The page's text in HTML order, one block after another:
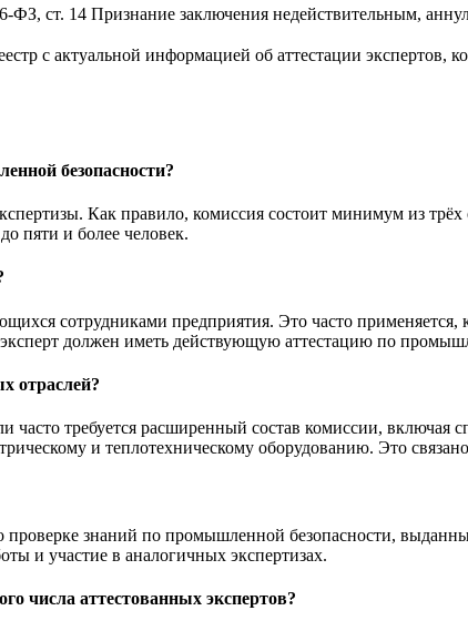
ФЗ, ст. 14 Признание заключения недействительным,
с актуальной информацией об аттестации экспертов,
безопасности?
Как правило, комиссия состоит минимум из
пяти и более человек.
сотрудниками предприятия. Это часто
должен иметь действующую аттестацию по
отраслей?
часто требуется расширенный состав комиссии,
и теплотехническому оборудованию. Это
знаний по промышленной безопасности,
и участие в аналогичных экспертизах.
числа аттестованных экспертов?